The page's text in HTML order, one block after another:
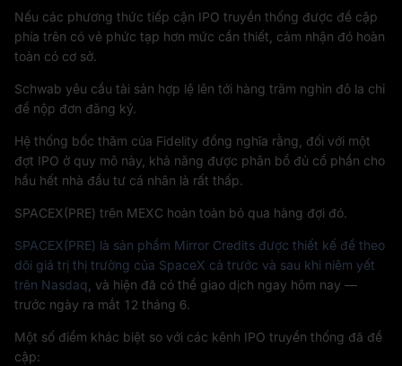
Nếu các phương thức tiếp cận IPO truyền thống được đề cập
phía trên có vẻ phức tạp hơn mức cần thiết, cảm nhận đó hoàn
toàn có cơ sở.
Schwab yêu cầu tài sản hợp lệ lên tới hàng trăm nghìn đô la chỉ
để nộp đơn đăng ký.
Hệ thống bốc thăm của Fidelity đồng nghĩa rằng, đối với một
đợt IPO ở quy mô này, khả năng được phân bổ đủ cổ phần cho
hầu hết nhà đầu tư cá nhân là rất thấp.
SPACEX(PRE) trên MEXC hoàn toàn bỏ qua hàng đợi đó.
SPACEX(PRE) là sản phẩm Mirror Credits được thiết kế để theo
dõi giá trị thị trường của SpaceX cả trước và sau khi niêm yết
trên Nasdaq , và hiện đã có thể giao dịch ngay hôm nay —
trước ngày ra mắt 12 tháng 6.
Một số điểm khác biệt so với các kênh IPO truyền thống đã đề
cập: